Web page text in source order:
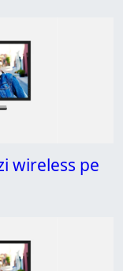
wireless pe